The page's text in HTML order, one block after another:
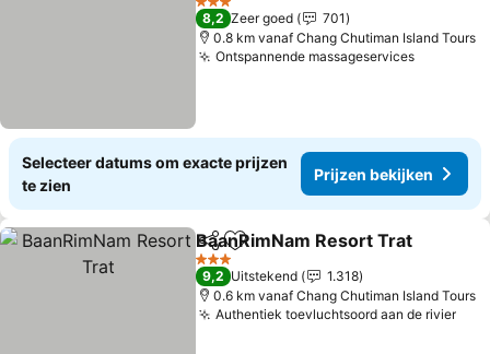
3 Sterren
8,2 Zeer goed
701
0.8 km vanaf Chang Chutiman Island Tours
Ontspannende massageservicesPrijzen
Selecteer datums om exacte prijzen
te zien
Prijzen bekijken
DelenToevoegen aan favorieten
BaanRimNam Resort Trat
3 Sterren
9,2 Uitstekend
1.318
0.6 km vanaf Chang Chutiman Island Tours
Authentiek toevluchtsoord aan de rivier